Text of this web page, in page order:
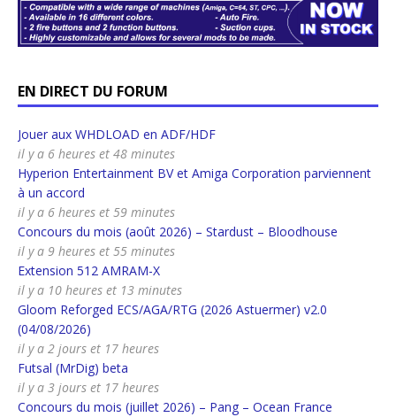
EN DIRECT DU FORUM
Jouer aux WHDLOAD en ADF/HDF
il y a 6 heures et 48 minutes
Hyperion Entertainment BV et Amiga Corporation parviennent
à un accord
il y a 6 heures et 59 minutes
Concours du mois (août 2026) – Stardust – Bloodhouse
il y a 9 heures et 55 minutes
Extension 512 AMRAM-X
il y a 10 heures et 13 minutes
Gloom Reforged ECS/AGA/RTG (2026 Astuermer) v2.0
(04/08/2026)
il y a 2 jours et 17 heures
Futsal (MrDig) beta
il y a 3 jours et 17 heures
Concours du mois (juillet 2026) – Pang – Ocean France